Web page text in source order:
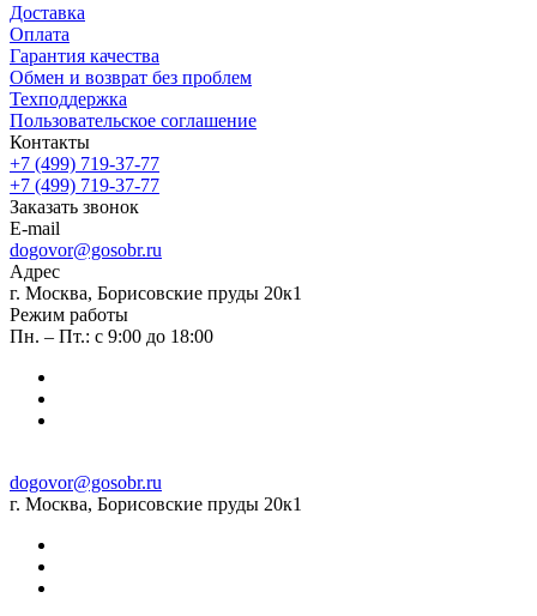
Доставка
Оплата
Гарантия качества
Обмен и возврат без проблем
Техподдержка
Пользовательское соглашение
Контакты
+7 (499) 719-37-77
+7 (499) 719-37-77
Заказать звонок
E-mail
dogovor@gosobr.ru
Адрес
г. Москва, Борисовские пруды 20к1
Режим работы
Пн. – Пт.: с 9:00 до 18:00
dogovor@gosobr.ru
г. Москва, Борисовские пруды 20к1